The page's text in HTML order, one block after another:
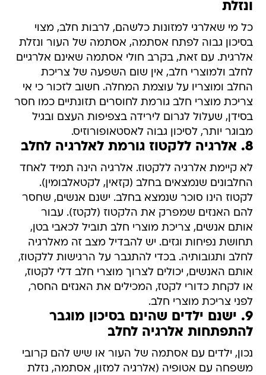
ונזלת
כל מי שאלרגי למזונות כלשהם, לרבות חלב, מצוי
בסיכון גבוה לפתח אסתמה, אסתמה של העור ונזלת
אלרגית. עם זאת, בקרב חולי אסתמה שאינם אלרגיים
לחלב ולמוצרי חלב, אין שום השפעה של צריכת
החלב ומוצריו על עוצמת המחלה. חשוב לזכור כי אי
צריכת מוצרי חלב גורמת לחוסרים תזונתיים כמו חסר
בסידן, שעלול לגרום לירידה בצפיפות העצם ובגיל
מבוגר יותר, לסיכון גבוה לאסטאופורוזיס.
8. אלרגיה ללקטוז גורמת לאלרגיה לחלב
לא קיימת אלרגיה ללקטוז. אלרגיה הינה תמיד לאחד
החלבונים שנמצאים בחלב (קזאין, לקטאלבומין).
לקטוז הינו סוכר שנמצא בחלב. ישנם אנשים, שחסר
להם האנזים שמפרק את הלקטוז (לקטז). עבור
אותם אנשים, צריכת מוצרי חלב תוביל לכאבי בטן,
תחושת נפיחות וגזים. יש להבדיל מצב זה מאלרגיה
לחלב ותגובותיה. בכדי להתגבר על הרגישות ללקטוז,
אותם האנשים, יכולים לצרוך מוצרי חלב דלי לקטוז,
או לקחת כדורי לקטז, המכילים את האנזים החסר,
לפני צריכת מוצרי חלב.
9. ישנם ילדים שהינם בסיכון מוגבר
להתפתחות אלרגיה לחלב
נכון, ילדים עם אסתמה של העור או שיש להם קרובי
משפחה עם אטופיה (אלרגיה למזון, אסתמה, נזלת